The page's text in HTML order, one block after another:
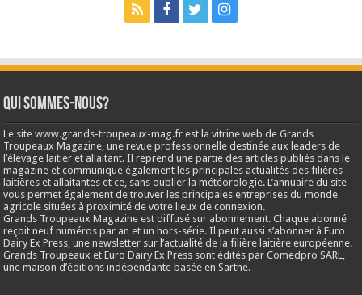
Qui sommes-nous?
Le site www.grands-troupeaux-mag.fr est la vitrine web de Grands
Troupeaux Magazine, une revue professionnelle destinée aux leaders de
l’élevage laitier et allaitant. Il reprend une partie des articles publiés dans le
magazine et communique également les principales actualités des filières
laitières et allaitantes et ce, sans oublier la météorologie. L’annuaire du site
vous permet également de trouver les principales entreprises du monde
agricole situées à proximité de votre lieux de connexion.
Grands Troupeaux Magazine est diffusé sur abonnement. Chaque abonné
reçoit neuf numéros par an et un hors-série. Il peut aussi s’abonner à Euro
Dairy Ex Press, une newsletter sur l’actualité de la filière laitière européenne.
Grands Troupeaux et Euro Dairy Ex Press sont édités par Comedpro SARL,
une maison d’éditions indépendante basée en Sarthe.